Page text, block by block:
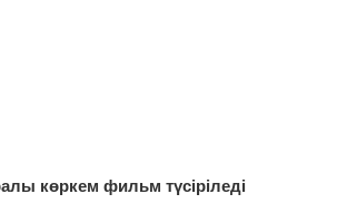
көркем фильм түсіріледі